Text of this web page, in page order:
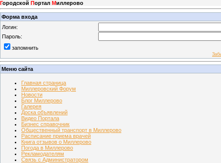
Городской Портал Миллерово
Форма входа
Логин:
Пароль:
запомнить
Меню сайта
Главная страница
Миллеровский Форум
Новости
Блог Миллерово
Галерея
Доска объявлений
Видео Портала
Бизнес справочник
Общественный транспорт в Миллерово
Расписание приема врачей
Книга отзывов о Миллерово
Погода в Миллерово
Рекламодателям
Связь с Администратором